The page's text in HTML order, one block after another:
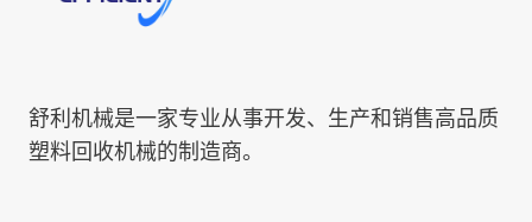
舒利机械是一家专业从事开发、生产和销售高品质
塑料回收机械的制造商。